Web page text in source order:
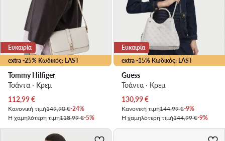
extra -25% Κωδικός: LAST
Ευκαιρία
Tommy Hilfiger
Τσάντα · Κρεμ
Τρέχουσα τιμή
112,99€
Κανονική τιμή149,90 €-24%
Η χαμηλότερη τιμή118,99 €-5%
extra -15% Κωδικός: LAST
Ευκαιρία
Guess
Τσάντα · Κρεμ
Τρέχουσα τιμή
130,99€
Κανονική τιμή144,99 €-9%
Η χαμηλότερη τιμή144,99 €-9%